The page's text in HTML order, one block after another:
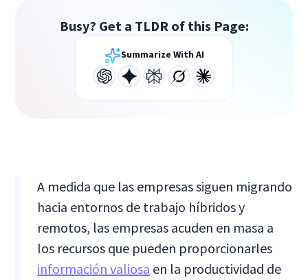
Busy? Get a TLDR of this Page:
Summarize With AI
A medida que las empresas siguen migrando
hacia entornos de trabajo híbridos y
remotos, las empresas acuden en masa a
los recursos que pueden proporcionarles
información valiosa en la productividad de